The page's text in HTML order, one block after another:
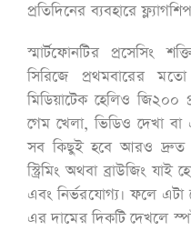
প্রতিদিনের ব্যবহারে
স্মার্টফোনটির প্রসেসিং
সিরিজে প্রথমবারের
মিডিয়াটেক হেলিও জি২০০
গেম খেলা, ভিডিও দেখা
সব কিছুই হবে আরও দ্রুত
স্ট্রিমিং অথবা ব্রাউজিং
এবং নির্ভরযোগ্য। ফলে এটা
এর দামের দিকটি দেখলে